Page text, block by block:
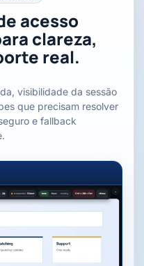
acesso
clareza,
real.
visibilidade da sessão
que precisam resolver
e fallback